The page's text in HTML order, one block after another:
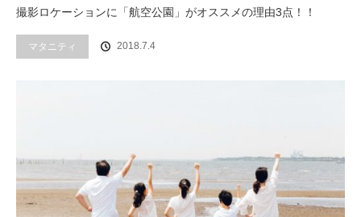
撮影ロケーションに「航空公園」がオススメの理由3点！！
マタニティ 2018.7.4